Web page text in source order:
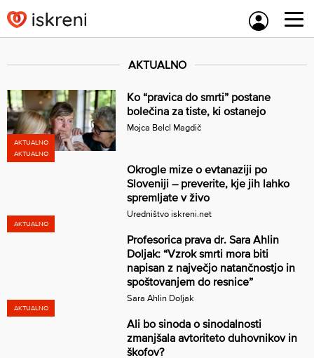
to
content
AKTUALNO
AKTUALNO
Ko “pravica do smrti” postane
bolečina za tiste, ki ostanejo
Mojca Belcl Magdič
AKTUALNO
Okrogle mize o evtanaziji po
Sloveniji – preverite, kje jih lahko
spremljate v živo
Uredništvo iskreni.net
AKTUALNO
Profesorica prava dr. Sara Ahlin
Doljak: “Vzrok smrti mora biti
napisan z največjo natančnostjo in
spoštovanjem do resnice”
Sara Ahlin Doljak
AKTUALNO
Ali bo sinoda o sinodalnosti
zmanjšala avtoriteto duhovnikov in
škofov?